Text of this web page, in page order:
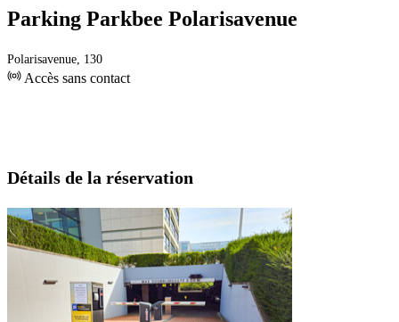
Parking Parkbee Polarisavenue
Polarisavenue, 130
Accès sans contact
Détails de la réservation